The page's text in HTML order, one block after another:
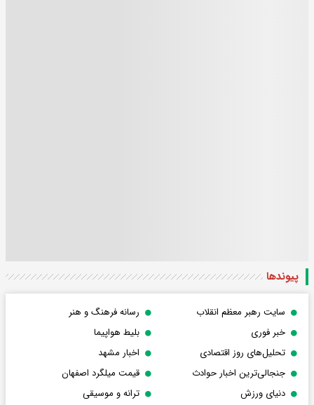
پیوندها
سایت رهبر معظم انقلاب
رسانه فرهنگ و هنر
خبر فوری
بلیط هواپیما
تحلیل‌های روز اقتصادی
اخبار مشهد
جنجالی‌ترین اخبار حوادث
قیمت میلگرد اصفهان
دنیای ورزش
ترانه و موسیقی